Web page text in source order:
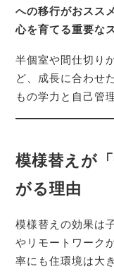
への移行がおスス
心を育てる重要な
半個室や間仕切り
ど、成長に合わせ
もの学力と自己管
模様替えが
がる理由
模様替えの効果は
やリモートワーク
率にも住環境は大